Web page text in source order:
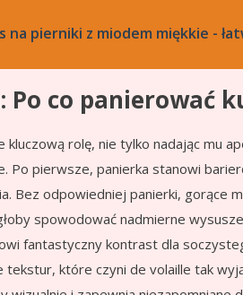
na pierniki z miodem miękkie -
co panierować
kluczową rolę, nie tylko nadając mu
Po pierwsze, panierka stanowi
Bez odpowiedniej panierki, gorące
spowodować nadmierne
fantastyczny kontrast dla
tekstur, które czyni de volaille tak